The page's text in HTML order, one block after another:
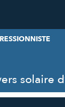
solaire